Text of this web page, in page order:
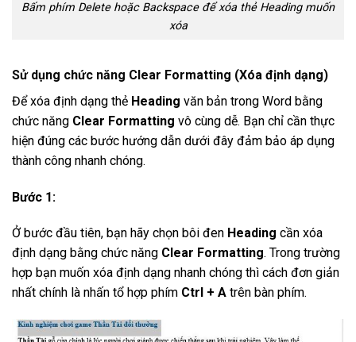
Bấm phím Delete hoặc Backspace để xóa thẻ Heading muốn
xóa
Sử dụng chức năng Clear Formatting (Xóa định dạng)
Để xóa định dạng thẻ Heading văn bản trong Word bằng
chức năng Clear Formatting vô cùng dễ. Bạn chỉ cần thực
hiện đúng các bước hướng dẫn dưới đây đảm bảo áp dụng
thành công nhanh chóng.
Bước 1:
Ở bước đầu tiên, bạn hãy chọn bôi đen Heading cần xóa
định dạng bằng chức năng Clear Formatting. Trong trường
hợp bạn muốn xóa định dạng nhanh chóng thì cách đơn giản
nhất chính là nhấn tổ hợp phím Ctrl + A trên bàn phím.